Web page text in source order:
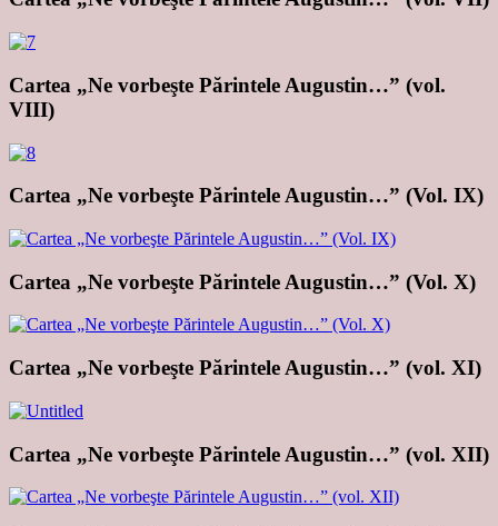
Cartea „Ne vorbeşte Părintele Augustin…” (vol.
VIII)
Cartea „Ne vorbeşte Părintele Augustin…” (Vol. IX)
Cartea „Ne vorbeşte Părintele Augustin…” (Vol. X)
Cartea „Ne vorbeşte Părintele Augustin…” (vol. XI)
Cartea „Ne vorbeşte Părintele Augustin…” (vol. XII)